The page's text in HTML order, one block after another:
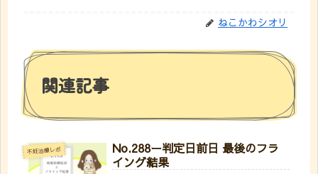
ねこかわシオリ
関連記事
不妊治療レポ
No.288ー判定日前日 最後のフラ
イング結果